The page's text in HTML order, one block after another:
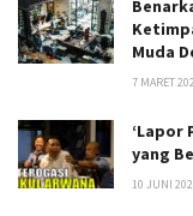
Muda
7 MARET
‘Lapor
yang
10 JUNI